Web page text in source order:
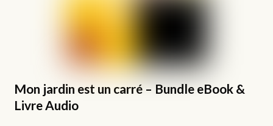
choisies
page
du
produit
Mon jardin est un carré – Bundle eBook &
Livre Audio